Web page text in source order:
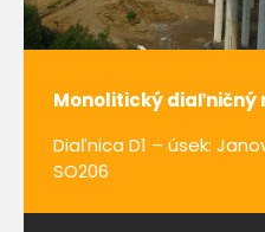
Monolitický diaľničný
Diaľnica D1 – úsek:
SO206